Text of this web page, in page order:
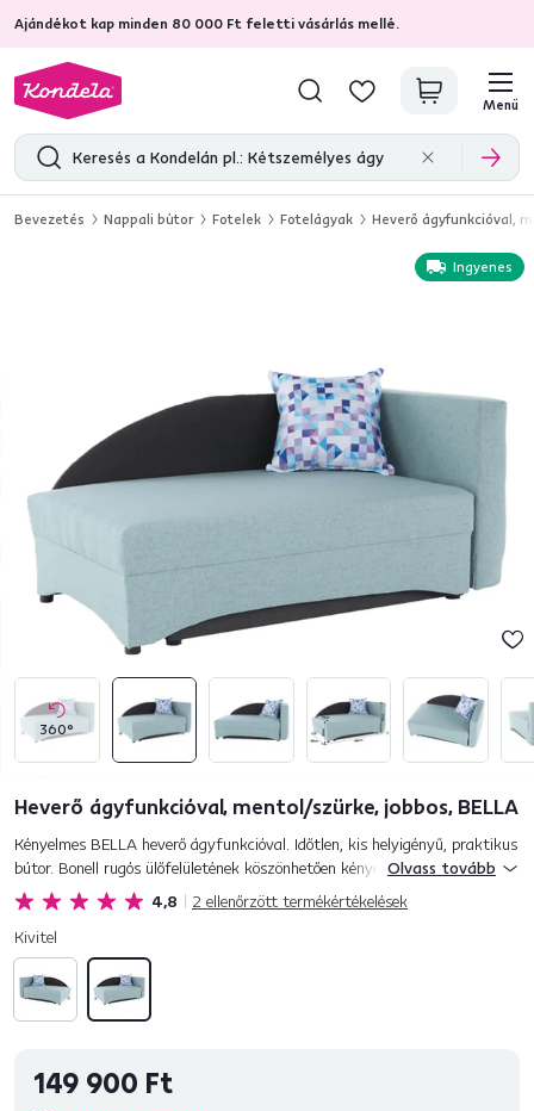
Ajándékot kap minden 80 000 Ft feletti vásárlás mellé.
4,7 31 333 ellenőrzött termékértékelések
Menü
Bevezetés Nappali bútor Fotelek Fotelágyak Heverő ágyfunkcióval,
360°
Ingyenes
Heverő ágyfunkcióval, mentol/szürke, jobbos, BELLA
4,8 2 ellenőrzött termékértékelések
Kényelmes BELLA heverő ágyfunkcióval. Időtlen, kis helyigényű, praktikus
bútor. Bonell rugós ülőfelületének köszönhetően kényelmes pihenést
biztosít. Modern mentol színű szövet bevonattal k...
Olvass tovább
Kivitel
149 900 Ft